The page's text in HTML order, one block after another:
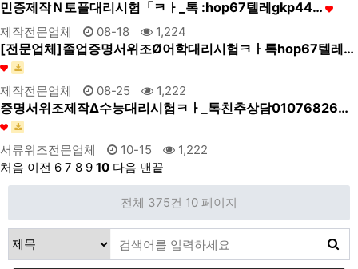
민증제작Ｎ토플대리시험「ㅋㅏ_톡 :hop67텔레gkp44…
제작전문업체 08-18 1,224
[전문업체]졸업증명서위조Ø어학대리시험ㅋㅏ톡hop67텔레…
제작전문업체 08-25 1,222
증명서위조제작Δ수능대리시험ㅋㅏ_톡친추상담01076826…
서류위조전문업체 10-15
1,222
처음 이전 6 7 8 9 10 다음 맨끝
전체 375건 10 페이지